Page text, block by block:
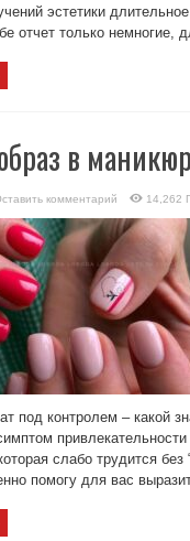
эстетики
отчет только немногие,
в
комментарий 14,262
под контролем – какой
слабо трудится без
помогу для вас